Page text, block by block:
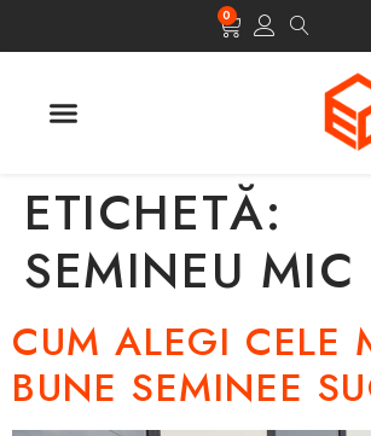
0
ETICHETĂ:
SEMINEU MIC
CUM ALEGI CELE
BUNE SEMINEE